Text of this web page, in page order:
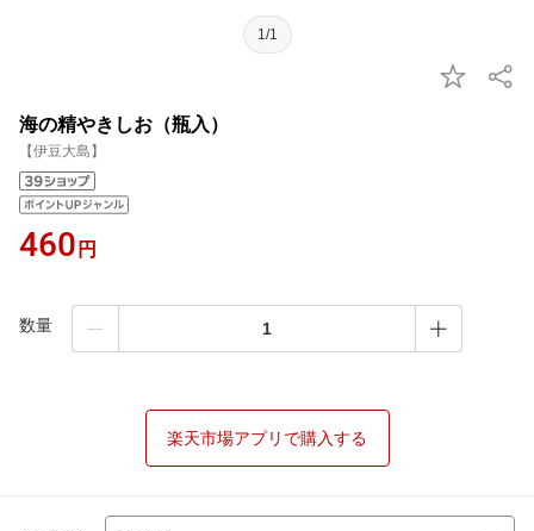
1/1
海の精やきしお（瓶入）
【伊豆大島】
460 円
数量
楽天市場アプリで購入する